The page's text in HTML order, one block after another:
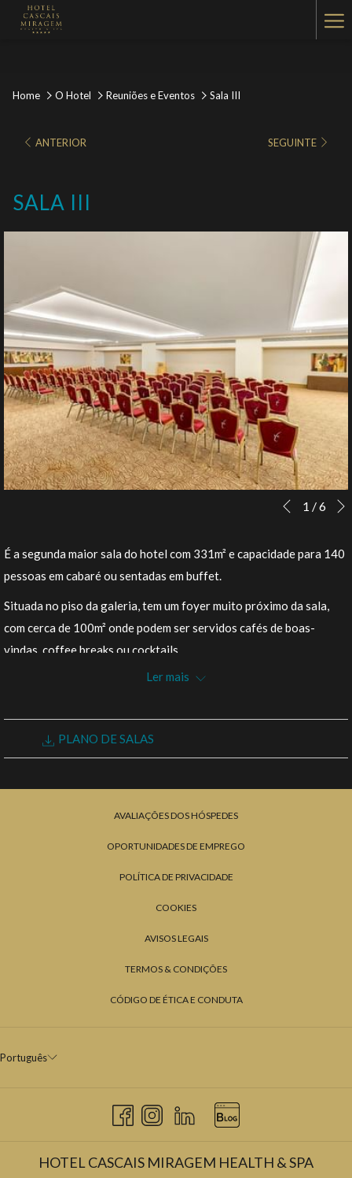
Home O Hotel Reuniões e Eventos Sala III
ANTERIOR SEGUINTE
SALA III
Botões
controle
de
slides
Ao
nos
seguir
se
acima
Anterior
1 /6
É a segunda maior sala do hotel com 331m² e capacidade para 140
pessoas em cabaré ou sentadas em buffet.
Situada no piso da galeria, tem um foyer muito próximo da sala,
com cerca de 100m² onde podem ser servidos cafés de boas-
vindas, coffee breaks ou cocktails.
PEDIDO DE RESERVA
Ler mais
PLANO DE SALAS
AVALIAÇÕES DOS HÓSPEDES
OPORTUNIDADES DE EMPREGO
POLÍTICA DE PRIVACIDADE
COOKIES
AVISOS LEGAIS
TERMOS & CONDIÇÕES
CÓDIGO DE ÉTICA E CONDUTA
Português
HOTEL CASCAIS MIRAGEM HEALTH & SPA